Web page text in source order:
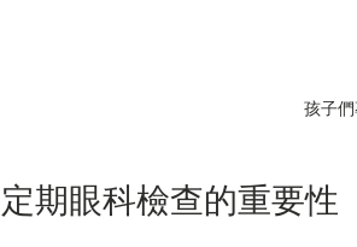
孩子們
定期眼科檢查的重要性